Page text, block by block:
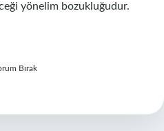
yönelim bozukluğudur.
Bırak